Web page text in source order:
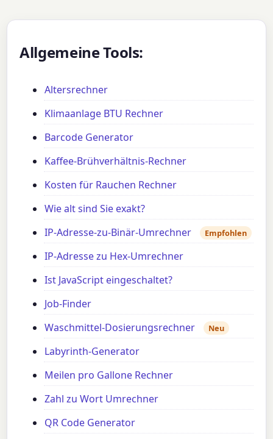
Allgemeine Tools:
Altersrechner
Klimaanlage BTU Rechner
Barcode Generator
Kaffee-Brühverhältnis-Rechner
Kosten für Rauchen Rechner
Wie alt sind Sie exakt?
IP-Adresse-zu-Binär-Umrechner
Empfohlen
IP-Adresse zu Hex-Umrechner
Ist JavaScript eingeschaltet?
Job-Finder
Waschmittel-Dosierungsrechner
Neu
Labyrinth-Generator
Meilen pro Gallone Rechner
Zahl zu Wort Umrechner
QR Code Generator